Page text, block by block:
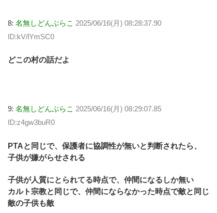
8: 名無しどんぶらこ 2025/06/16(月) 08:28:37.90
ID:kV/lYmSC0
どこの村の話だよ
9: 名無しどんぶらこ 2025/06/16(月) 08:29:07.85
ID:z4gw3buR0
PTAと同じで、保護者に協調性が無いと判断されたら、
子供が嫌がらせされる
子供が人質にとられてる時点で、仲間になるしか無い
カルト宗教と同じで、仲間にならなかった時点で敵と同じ
敵の子供も敵